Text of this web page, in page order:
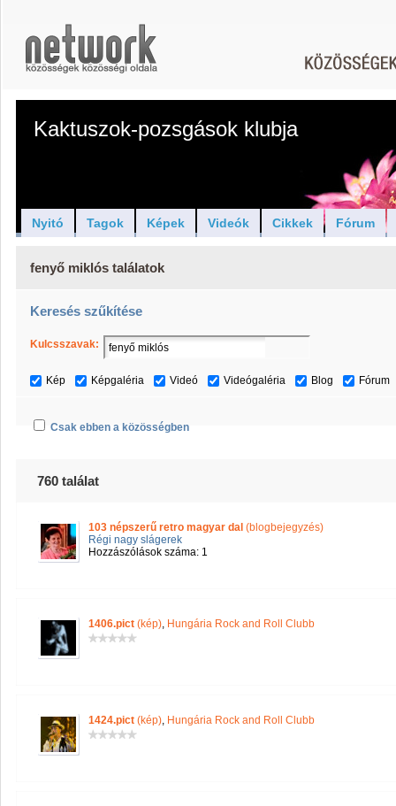
Kaktuszok-pozsgások klubja
Nyitó Tagok Képek Videók Cikkek Fórum
fenyő miklós találatok
Keresés szűkítése
Kulcsszavak:
Kép Képgaléria Videó Videógaléria Blog Fórum
Csak ebben a közösségben
760 találat
103 népszerű retro magyar dal (blogbejegyzés)
Régi nagy slágerek
Hozzászólások száma: 1
1406.pict (kép), Hungária Rock and Roll Clubb
1424.pict (kép), Hungária Rock and Roll Clubb